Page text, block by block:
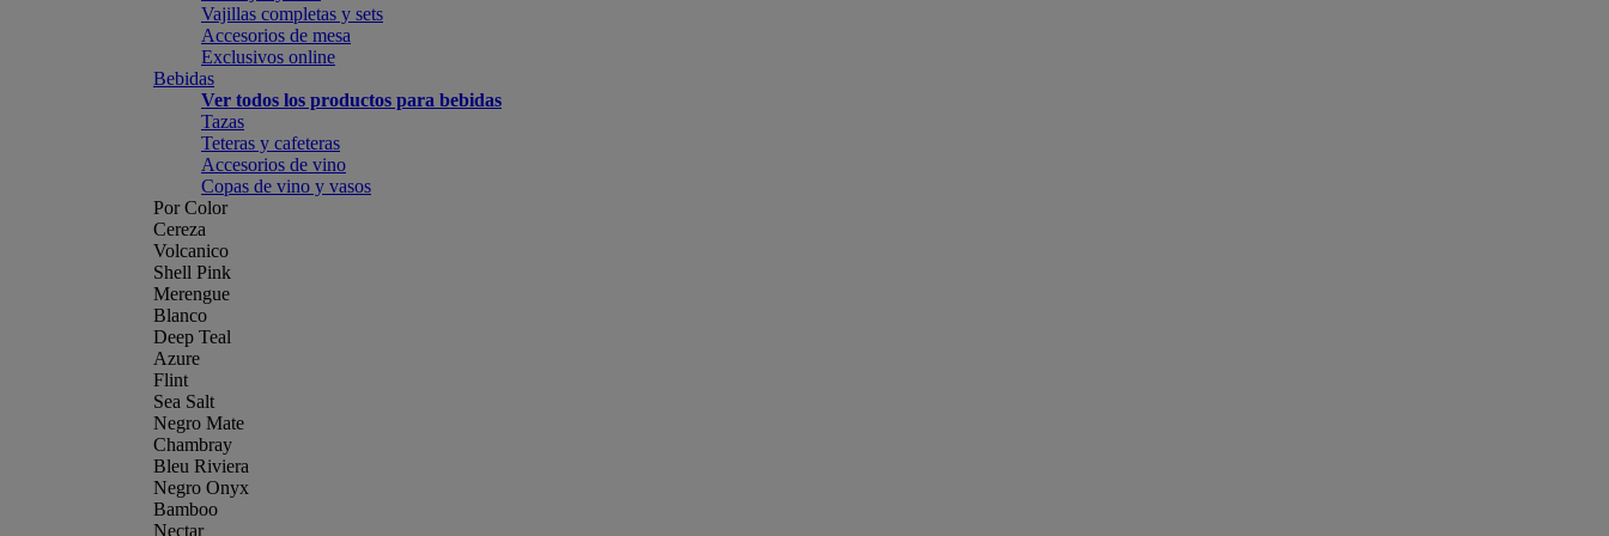
Vajillas completas y sets
Accesorios de mesa
Exclusivos online
Bebidas
Ver todos los productos para bebidas
Tazas
Teteras y cafeteras
Accesorios de vino
Copas de vino y vasos
Por Color
Cereza
Volcanico
Shell Pink
Merengue
Blanco
Deep Teal
Azure
Flint
Sea Salt
Negro Mate
Chambray
Bleu Riviera
Negro Onyx
Bamboo
Nectar